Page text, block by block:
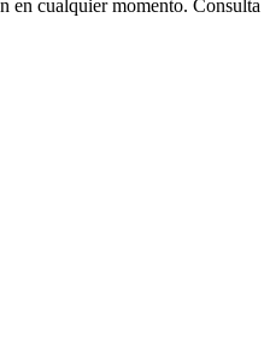
en cualquier momento. Consulta